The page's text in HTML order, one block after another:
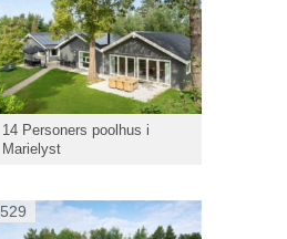
14 Personers poolhus i
Marielyst
529